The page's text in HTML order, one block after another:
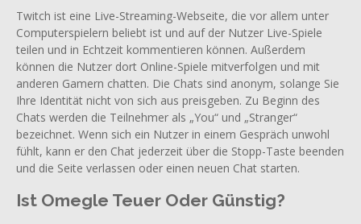
Twitch ist eine Live-Streaming-Webseite, die vor allem unter
Computerspielern beliebt ist und auf der Nutzer Live-Spiele
teilen und in Echtzeit kommentieren können. Außerdem
können die Nutzer dort Online-Spiele mitverfolgen und mit
anderen Gamern chatten. Die Chats sind anonym, solange Sie
Ihre Identität nicht von sich aus preisgeben. Zu Beginn des
Chats werden die Teilnehmer als „You“ und „Stranger“
bezeichnet. Wenn sich ein Nutzer in einem Gespräch unwohl
fühlt, kann er den Chat jederzeit über die Stopp-Taste beenden
und die Seite verlassen oder einen neuen Chat starten.
Ist Omegle Teuer Oder Günstig?